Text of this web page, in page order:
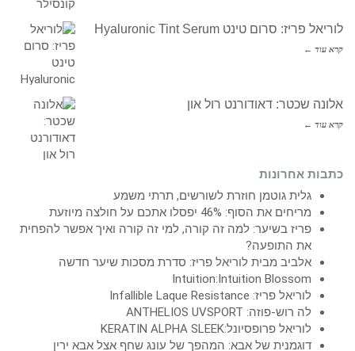
לוריאל פריז: סרום טינט Hyaluronic Tint Serum
קרא עוד ←
אלונה שכטר: דאודורנט רול און
קרא עוד ←
כתבות אחרונות
גלית גוטמן חוזרת לשורשים, תרתי משמע
מריחים את הסוף: 46% יפסלו אתכם על חולצה מיוזעת
פריז בשיער: למה זה קורה, למי זה קורה ואיך אפשר להפחית
את התופעה?
אלביב מבית לוריאל פריז: סדרת מסכות שיער חדשה
Intuition:Intuition Blossom
לוריאל פריז: Infallible Laque Resistance
לה רוש-פוזה: ANTHELIOS UVSPORT
לוריאל פרופסיונל:KERATIN ALPHA SLEEK
דוגמנית של אבא: המהפך של עונג שחף אצל אבא ירין